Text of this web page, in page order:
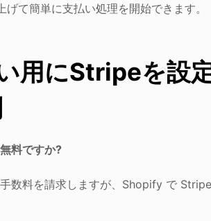
て簡単に支払い処理を開始できます。
用にStripeを設
料ですか?
数料を請求しますが、Shopify で